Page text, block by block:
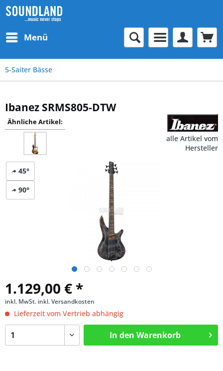
Menü
5-Saiter Bässe
Ibanez SRMS805-DTW
Ähnliche Artikel:
alle Artikel vom
Hersteller
45°
90°
1.129,00 € *
inkl. MwSt. inkl. Versandkosten
Lieferzeit vom Vertrieb abhängig
In den Warenkorb